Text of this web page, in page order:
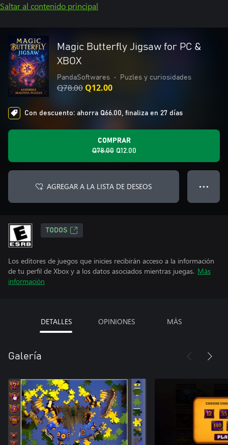
Saltar al contenido principal
Magic Butterfly Jigsaw for PC &
XBOX
PandaSoftwares • Puzles y curiosidades
Q78.00 Q12.00
Con descuento: ahorra Q66.00, finaliza en 27 días
COMPRAR
Q78.00 Q12.00
AGREGAR A LA LISTA DE DESEOS ● ● ●
TODOS
Los editores de juegos que inicies recibirán acceso a la información
de tu perfil de Xbox y a los datos asociados mientras juegas. Más
información
DETALLES OPINIONES MÁS
Galería